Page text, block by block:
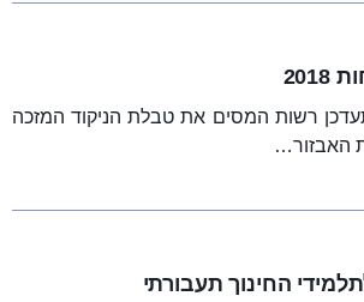
מה-1.1.2018 תעדכן רשות המסים את טבלת הניקוד המזכה
האבזור…
החינוך תעבורתי